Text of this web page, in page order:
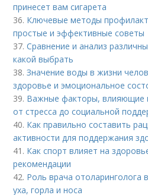
принесет вам сигарета
36. Ключевые методы
простые и эффективные советы
37.Сравнение и анализ
какой выбрать
38.Значение воды в жизни
здоровье и эмоциональное
39. Важные факторы, влияющие
от стресса до социальной
40. Как правильно составить
активности для поддержания
41. Как спорт влияет на
рекомендации
42. Роль врача отоларинголога
уха, горла и носа